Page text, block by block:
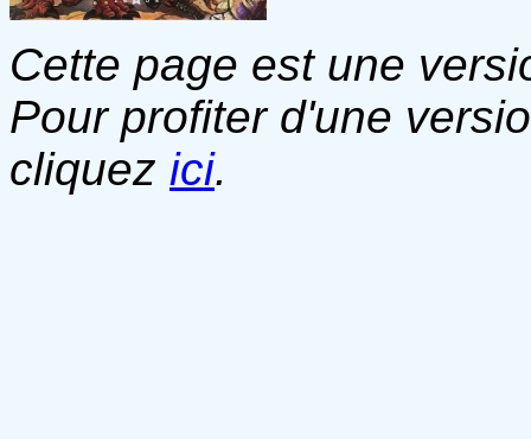
Cette page est une
Pour profiter d'une
cliquez ici.